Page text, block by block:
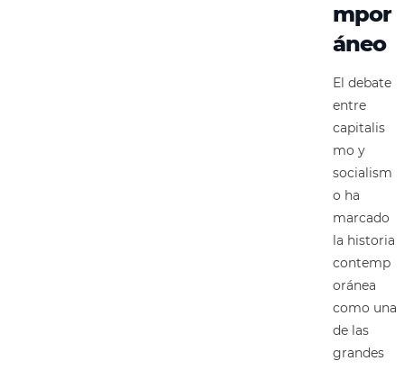
mpor
áneo
El debate
entre
capitalis
mo y
socialism
o ha
marcado
la historia
contemp
oránea
como una
de las
grandes